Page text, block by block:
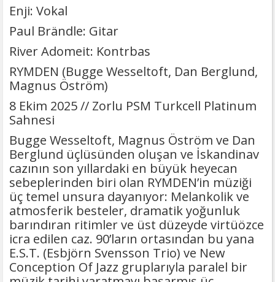
Enji: Vokal
Paul Brändle: Gitar
River Adomeit: Kontrbas
RYMDEN (Bugge Wesseltoft, Dan Berglund,
Magnus Öström)
8 Ekim 2025 // Zorlu PSM Turkcell Platinum
Sahnesi
Bugge Wesseltoft, Magnus Öström ve Dan
Berglund üçlüsünden oluşan ve İskandinav
cazının son yıllardaki en büyük heyecan
sebeplerinden biri olan RYMDEN’in müziği
üç temel unsura dayanıyor: Melankolik ve
atmosferik besteler, dramatik yoğunluk
barındıran ritimler ve üst düzeyde virtüözce
icra edilen caz. 90’ların ortasından bu yana
E.S.T. (Esbjörn Svensson Trio) ve New
Conception Of Jazz gruplarıyla paralel bir